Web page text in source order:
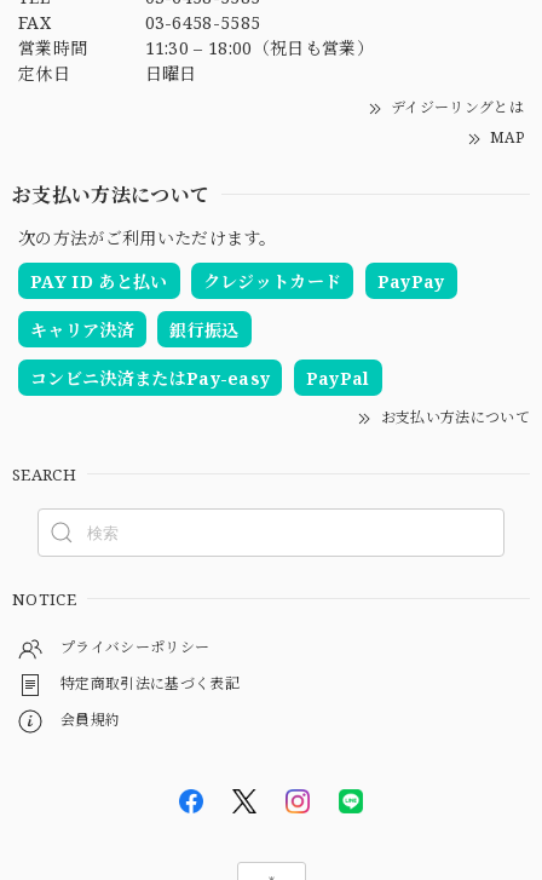
FAX
03-6458-5585
営業時間
11:30 – 18:00（祝日も営業）
定休日
日曜日
デイジーリングとは
MAP
お支払い方法について
次の方法がご利用いただけます。
PAY ID あと払い
クレジットカード PayPay
キャリア決済 銀行振込
コンビニ決済またはPay-easy PayPal
お支払い方法について
SEARCH
NOTICE
プライバシーポリシー
特定商取引法に基づく表記
会員規約